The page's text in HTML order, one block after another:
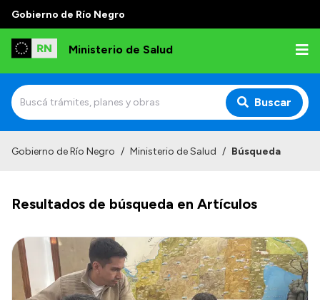
Gobierno de Río Negro
Ministerio de Salud
Buscar
Normativa y Funciones
Autoridades
Consejos locales
Gobierno de Río Negro / Ministerio de Salud / Búsqueda
Resultados de búsqueda en Artículos